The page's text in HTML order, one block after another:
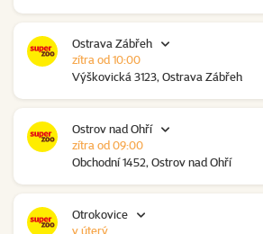
Ostrava Zábřeh
Výškovická 3123, Ostrava Zábřeh
zítra od 10:00
Ostrov nad Ohří
Obchodní 1452, Ostrov nad Ohří
zítra od 09:00
Otrokovice
v úterý